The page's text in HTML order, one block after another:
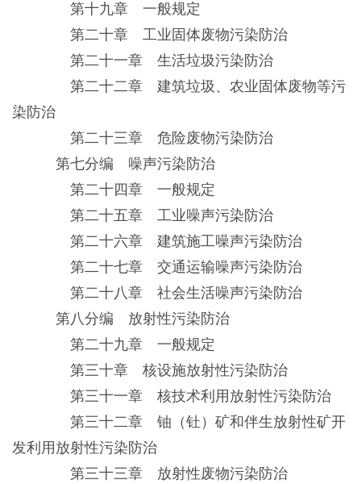
第十九章 一般规定
第二十章 工业固体废物污染防治
第二十一章 生活垃圾污染防治
第二十二章 建筑垃圾、农业固体废物等污
染防治
第二十三章 危险废物污染防治
第七分编 噪声污染防治
第二十四章 一般规定
第二十五章 工业噪声污染防治
第二十六章 建筑施工噪声污染防治
第二十七章 交通运输噪声污染防治
第二十八章 社会生活噪声污染防治
第八分编 放射性污染防治
第二十九章 一般规定
第三十章 核设施放射性污染防治
第三十一章 核技术利用放射性污染防治
第三十二章 铀（钍）矿和伴生放射性矿开
发利用放射性污染防治
第三十三章 放射性废物污染防治